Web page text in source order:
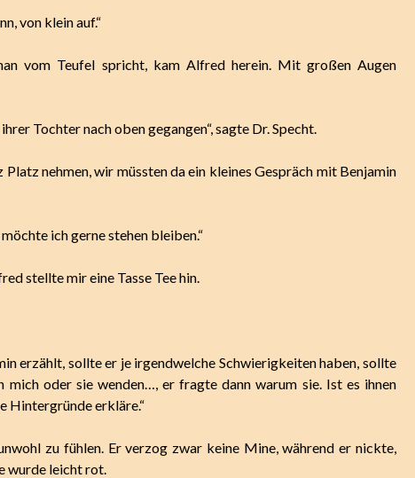
von klein auf.“
vom Teufel spricht, kam Alfred herein. Mit großen Augen
Tochter nach oben gegangen“, sagte Dr. Specht.
nehmen, wir müssten da ein kleines Gespräch mit Benjamin
ich gerne stehen bleiben.“
stellte mir eine Tasse Tee hin.
erzählt, sollte er je irgendwelche Schwierigkeiten haben, sollte
mich oder sie wenden…, er fragte dann warum sie. Ist es ihnen
Hintergründe erkläre.“
zu fühlen. Er verzog zwar keine Mine, während er nickte,
wurde leicht rot.